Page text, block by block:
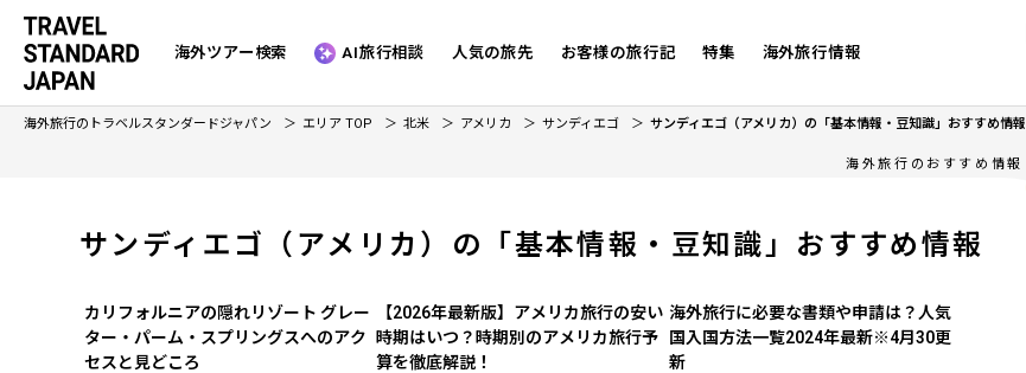
海外ツアー検索 AI旅行相談 人気の旅先 お客様の旅行記 特集 海外旅行情報
海外旅行のトラベルスタンダードジャパン エリア TOP 北米 アメリカ サンディエゴ サンディエゴ（アメリカ）の「基本情報・豆知識」おすすめ情報
サンディエゴ（アメリカ）の「基本情報・豆知識」おすすめ情報
海外旅行のおすすめ情報
カリフォルニアの隠れリゾート グレー
ター・パーム・スプリングスへのアク
セスと見どころ
【2026年最新版】アメリカ旅行の安い
時期はいつ？時期別のアメリカ旅行予
算を徹底解説！
海外旅行に必要な書類や申請は？人気
国入国方法一覧2024年最新※4月30更
新